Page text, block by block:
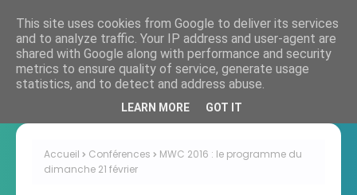
Accueil Conférences
MWC 2016 : le programme du
dimanche 21 février
This site uses cookies from Google to deliver its services
and to analyze traffic. Your IP address and user-agent are
shared with Google along with performance and security
metrics to ensure quality of service, generate usage
statistics, and to detect and address abuse.
LEARN MORE GOT IT